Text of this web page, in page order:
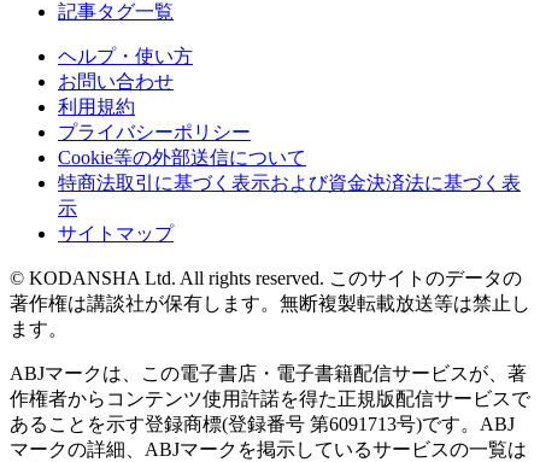
記事タグ一覧
ヘルプ・使い方
お問い合わせ
利用規約
プライバシーポリシー
Cookie等の外部送信について
特商法取引に基づく表示および資金決済法に基づく表
示
サイトマップ
© KODANSHA Ltd. All rights reserved. このサイトのデータの
著作権は講談社が保有します。無断複製転載放送等は禁止し
ます。
ABJマークは、この電子書店・電子書籍配信サービスが、著
作権者からコンテンツ使用許諾を得た正規版配信サービスで
あることを示す登録商標(登録番号 第6091713号)です。ABJ
マークの詳細、ABJマークを掲示しているサービスの一覧は